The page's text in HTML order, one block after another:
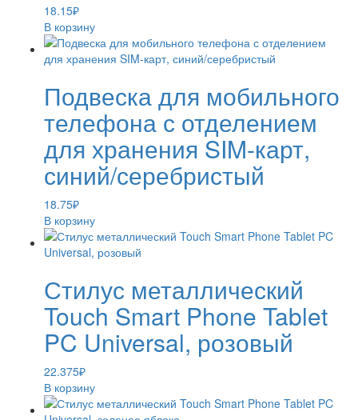
18.15₽
В корзину
Подвеска для мобильного
телефона с отделением
для хранения SIM-карт,
синий/серебристый
18.75₽
В корзину
Стилус металлический
Touch Smart Phone Tablet
PC Universal, розовый
22.375₽
В корзину